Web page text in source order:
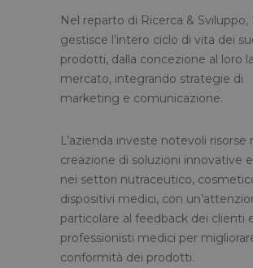
Nel reparto di Ricerca & Sviluppo,
gestisce l’intero ciclo di vita dei
prodotti, dalla concezione al loro
mercato, integrando strategie di
marketing e comunicazione.
L’azienda investe notevoli risorse
creazione di soluzioni innovative
nei settori nutraceutico,
dispositivi medici, con
particolare al feedback dei clienti
professionisti medici per
conformità dei prodotti.